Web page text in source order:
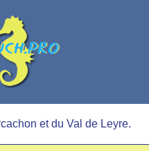
et du Val de Leyre.